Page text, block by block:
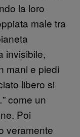
la loro
male tra
invisibile,
mani e piedi
libero si
come un
Poi
veramente